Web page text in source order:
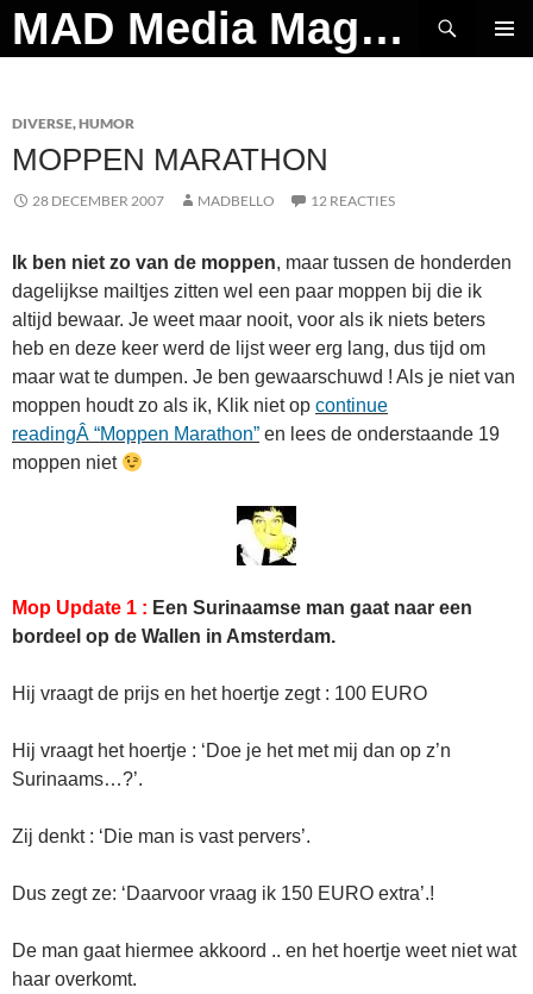
Ga
naar
MAD Media Magazine
Zoeken
DIVERSE,HUMOR
MOPPEN MARATHON
28 DECEMBER 2007 MADBELLO 12 REACTIES
Ik ben niet zo van de moppen, maar tussen de honderden
dagelijkse mailtjes zitten wel een paar moppen bij die ik
altijd bewaar. Je weet maar nooit, voor als ik niets beters
heb en deze keer werd de lijst weer erg lang, dus tijd om
maar wat te dumpen. Je ben gewaarschuwd ! Als je niet van
moppen houdt zo als ik, Klik niet op continue
readingÂ “Moppen Marathon” en lees de onderstaande 19
moppen niet
Mop Update 1 : Een Surinaamse man gaat naar een
bordeel op de Wallen in Amsterdam.
Hij vraagt de prijs en het hoertje zegt : 100 EURO
Hij vraagt het hoertje : ‘Doe je het met mij dan op z’n
Surinaams…?’.
Zij denkt : ‘Die man is vast pervers’.
Dus zegt ze: ‘Daarvoor vraag ik 150 EURO extra’.!
De man gaat hiermee akkoord .. en het hoertje weet niet wat
haar overkomt.